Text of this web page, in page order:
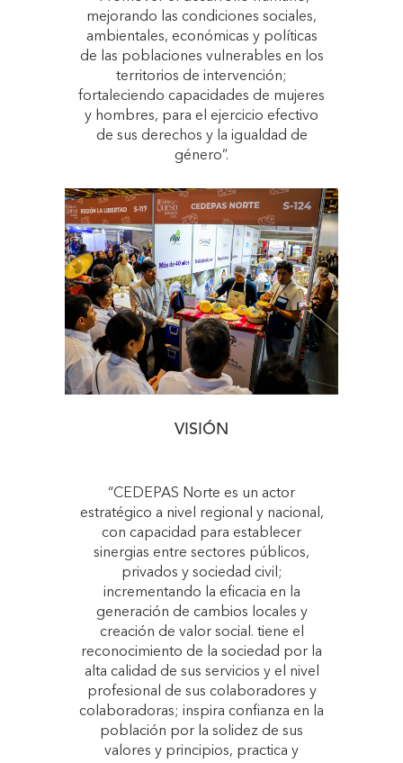
mejorando las condiciones sociales,
ambientales, económicas y políticas
de las poblaciones vulnerables en los
territorios de intervención;
fortaleciendo capacidades de mujeres
y hombres, para el ejercicio efectivo
de sus derechos y la igualdad de
género”.
VISIÓN
“CEDEPAS Norte es un actor
estratégico a nivel regional y nacional,
con capacidad para establecer
sinergias entre sectores públicos,
privados y sociedad civil;
incrementando la eficacia en la
generación de cambios locales y
creación de valor social. tiene el
reconocimiento de la sociedad por la
alta calidad de sus servicios y el nivel
profesional de sus colaboradores y
colaboradoras; inspira confianza en la
población por la solidez de sus
valores y principios, practica y